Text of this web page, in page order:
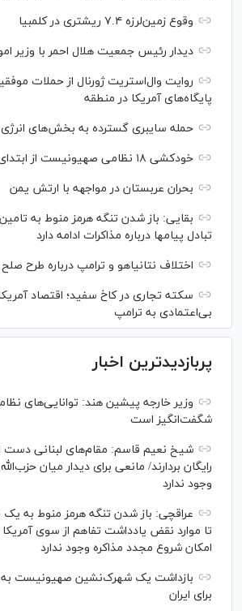
وقوع زمین‌لرزه ۷.۴ ریشتری در کلمبیا
دیدار رئیس جمعیت هلال احمر با وزیر
روایت وال‌استریت ژورنال از حملات
پایگاه‌های آمریکا در منطقه
حمله سایبری گسترده به بخش‌های انرژی
خودکشی ۱۸ نظامی صهیونیست از ابتدای سال ۲۰۲۶
بحران عربستان در مواجهه با ارتش یمن
بقایی: باز شدن تنگه هرمز منوط به
تبادل پیام‎ها درباره مذاکرات ادامه دارد
اختلاف نتانیاهو و ترامپ درباره طرح
سکته تجاری در کاخ سفید؛ اقتصاد
بی‌اعتمادی به ترامپ
پربازدیدترین اخبار
وزیر خارجه پیشین هند: توانایی‌های
شگفت‌انگیز است
شیخ نعیم قاسم: مقام‌های لبنانی دست
رایگان بردارند/ مانعی برای دیدار میان
وجود ندارد
عراقچی: باز شدن تنگه هرمز منوط به
تا موارد نقض یادداشت تفاهم از سوی آمریکا
امکان شروع مجدد مذاکره وجود ندارد
بازداشت یک شهرک‌نشین صهیونیست
برای ایران